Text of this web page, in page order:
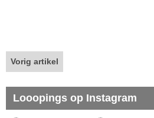
Vorig artikel
Looopings op Instagram